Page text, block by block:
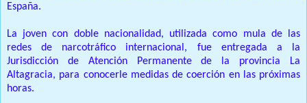
España.
La joven con doble nacionalidad, utilizada como mula de las
redes de narcotráfico internacional, fue entregada a la
Jurisdicción de Atención Permanente de la provincia La
Altagracia, para conocerle medidas de coerción en las próximas
horas.